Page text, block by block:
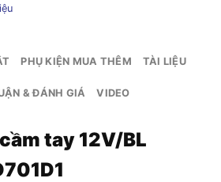
PHỤ KIỆN MUA THÊM TÀI LIỆU
& ĐÁNH GIÁ VIDEO
tay 12V/BL